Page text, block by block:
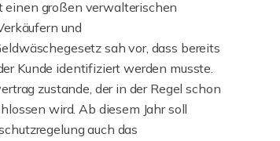
einen großen verwalterischen
und
sah vor, dass bereits
Kunde identifiziert werden musste.
zustande, der in der Regel schon
wird. Ab diesem Jahr soll
auch das